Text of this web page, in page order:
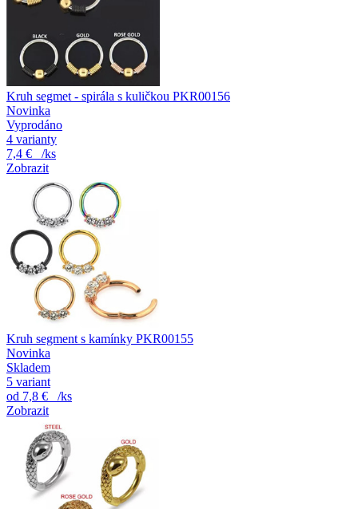
Kruh segmet - spirála s kuličkou PKR00156
Novinka
Vyprodáno
4 varianty
7,4 €
/ks
Zobrazit
Kruh segment s kamínky PKR00155
Novinka
Skladem
5 variant
od 7,8 €
/ks
Zobrazit